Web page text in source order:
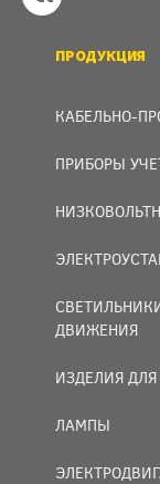
ПРОДУКЦИЯ
КАБЕЛЬНО-
ПРИБОРЫ
ДВИЖЕНИЯ
ИЗДЕЛИЯ
ЛАМПЫ